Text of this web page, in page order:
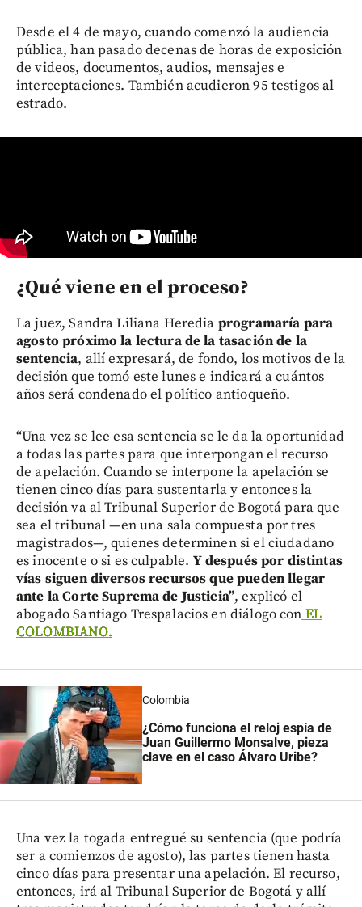
Desde el 4 de mayo, cuando comenzó la audiencia
pública, han pasado decenas de horas de exposición
de videos, documentos, audios, mensajes e
interceptaciones. También acudieron 95 testigos al
estrado.
¿Qué viene en el proceso?
La juez, Sandra Liliana Heredia programaría para
agosto próximo la lectura de la tasación de la
sentencia, allí expresará, de fondo, los motivos de la
decisión que tomó este lunes e indicará a cuántos
años será condenado el político antioqueño.
“Una vez se lee esa sentencia se le da la oportunidad
a todas las partes para que interpongan el recurso
de apelación. Cuando se interpone la apelación se
tienen cinco días para sustentarla y entonces la
decisión va al Tribunal Superior de Bogotá para que
sea el tribunal —en una sala compuesta por tres
magistrados—, quienes determinen si el ciudadano
es inocente o si es culpable. Y después por distintas
vías siguen diversos recursos que pueden llegar
ante la Corte Suprema de Justicia”, explicó el
abogado Santiago Trespalacios en diálogo con EL
COLOMBIANO.
Colombia
¿Cómo funciona el reloj espía de
Juan Guillermo Monsalve, pieza
clave en el caso Álvaro Uribe?
Una vez la togada entregué su sentencia (que podría
ser a comienzos de agosto), las partes tienen hasta
cinco días para presentar una apelación. El recurso,
entonces, irá al Tribunal Superior de Bogotá y allí